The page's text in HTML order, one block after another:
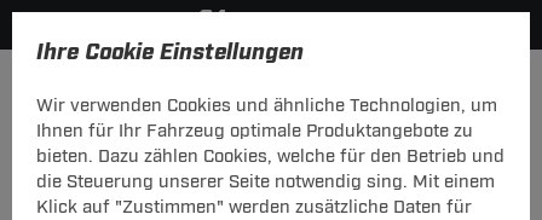
Ihre Cookie Einstellungen
Wir verwenden Cookies und ähnliche Technologien, um
Ihnen für Ihr Fahrzeug optimale Produktangebote zu
bieten. Dazu zählen Cookies, welche für den Betrieb und
die Steuerung unserer Seite notwendig sing. Mit einem
Klick auf "Zustimmen" werden zusätzliche Daten für
vorheriger Artikel nächster Artikel